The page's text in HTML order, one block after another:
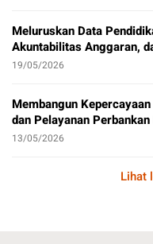
Meluruskan Data
Akuntabilitas Anggaran,
19/05/2026
Membangun
dan Pelayanan
13/05/2026
Lihat